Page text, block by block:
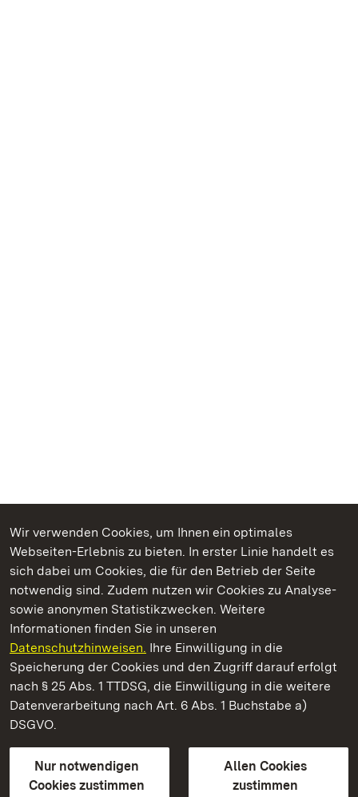
Wir verwenden Cookies, um Ihnen ein optimales
Webseiten-Erlebnis zu bieten. In erster Linie handelt es
sich dabei um Cookies, die für den Betrieb der Seite
notwendig sind. Zudem nutzen wir Cookies zu Analyse-
sowie anonymen Statistikzwecken. Weitere
Informationen finden Sie in unseren
Datenschutzhinweisen. Ihre Einwilligung in die
Speicherung der Cookies und den Zugriff darauf erfolgt
nach § 25 Abs. 1 TTDSG, die Einwilligung in die weitere
Datenverarbeitung nach Art. 6 Abs. 1 Buchstabe a)
DSGVO.
Nur notwendigen
Cookies zustimmen
Allen Cookies
zustimmen
Kommen. Staunen. Genießen.
Staatliche Schlösser und Gärten Baden‑Württemberg
Staatliche Schlösser und Gärten Baden-Württemberg
Kontakt
GebärdenspracheLeichte Sprache
Erklärung zur Barrierefreiheit
BITV-konform (geprüfte Seiten)